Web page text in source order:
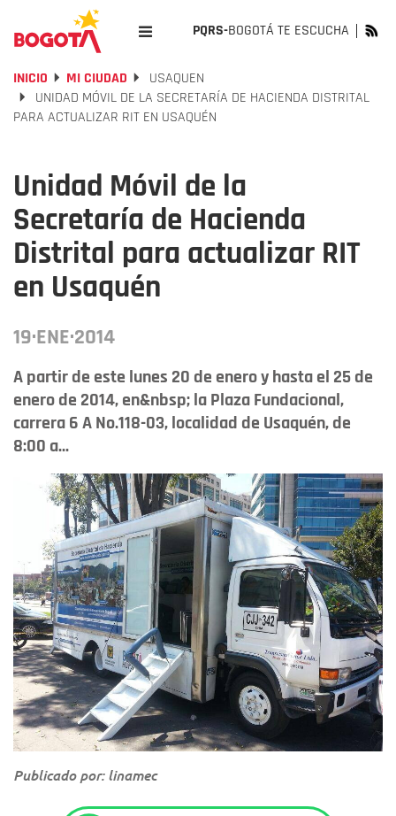
PQRS-BOGOTÁ TE ESCUCHA
INICIO MI CIUDAD
USAQUEN
UNIDAD MÓVIL DE LA SECRETARÍA DE HACIENDA DISTRITAL
PARA ACTUALIZAR RIT EN USAQUÉN
Unidad Móvil de la
Secretaría de Hacienda
Distrital para actualizar RIT
en Usaquén
19·ENE·2014
A partir de este lunes 20 de enero y hasta el 25 de
enero de 2014, en&nbsp; la Plaza Fundacional,
carrera 6 A No.118-03, localidad de Usaquén, de
8:00 a...
Publicado por: linamec